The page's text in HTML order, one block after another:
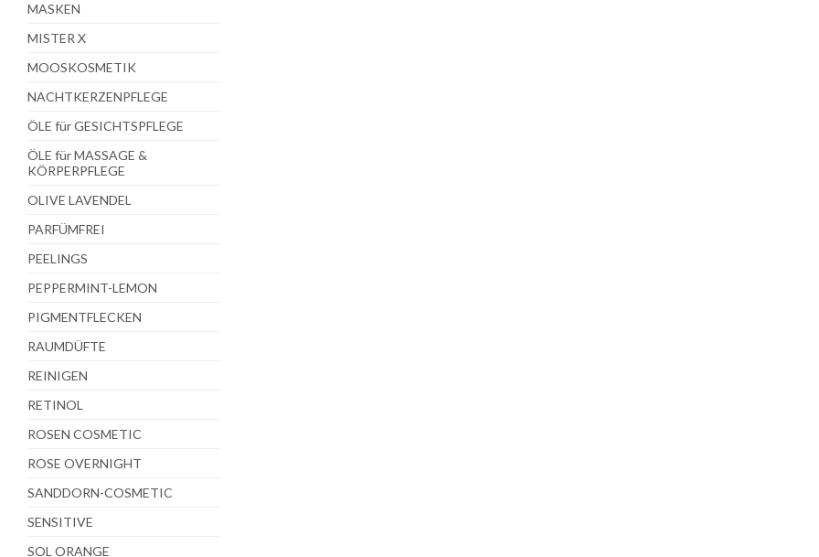
MASKEN
MISTER X
MOOSKOSMETIK
NACHTKERZENPFLEGE
ÖLE für GESICHTSPFLEGE
ÖLE für MASSAGE &
KÖRPERPFLEGE
OLIVE LAVENDEL
PARFÜMFREI
PEELINGS
PEPPERMINT-LEMON
PIGMENTFLECKEN
RAUMDÜFTE
REINIGEN
RETINOL
ROSEN COSMETIC
ROSE OVERNIGHT
SANDDORN-COSMETIC
SENSITIVE
SOL ORANGE